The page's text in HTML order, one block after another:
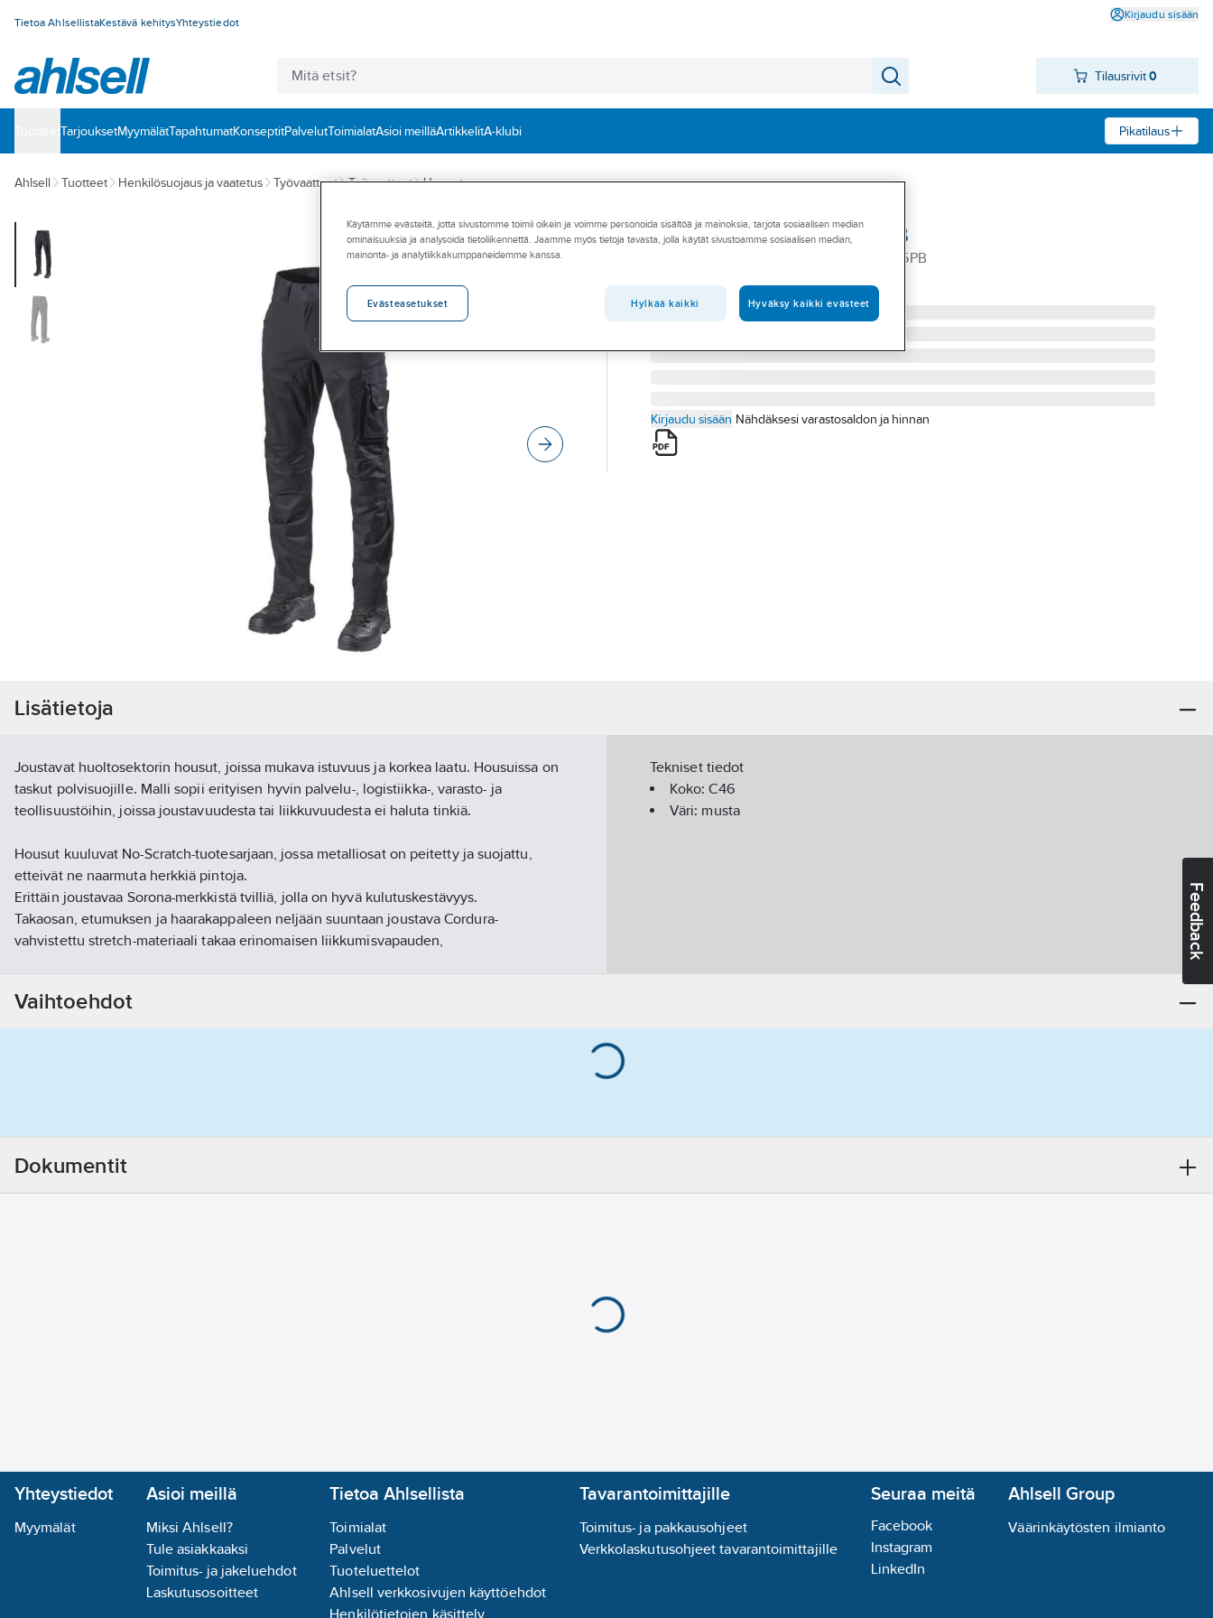
Tietoa AhlsellistaKestävä kehitysYhteystiedot
Kirjaudu sisään
Tilausrivit0
‎TarjouksetMyymälätTapahtumatKonseptitPalvelutToimialatAsioi meilläArtikkelitA-klubi Pikatilaus
Feedback
Ahlsell Tuotteet Henkilösuojaus ja vaatetus Työvaatteet Työvaatteet Housut
Työhousu L.Brador 1845PB
TYÖHOUSU MUSTA C46 L.BRADOR 1845PB
Toimittajan tuotenumero:
Kirjaudu sisään Nähdäksesi varastosaldon ja hinnan
Lisätietoja
Joustavat huoltosektorin housut, joissa mukava istuvuus ja korkea laatu. Housuissa on
taskut polvisuojille. Malli sopii erityisen hyvin palvelu-, logistiikka-, varasto- ja
teollisuustöihin, joissa joustavuudesta tai liikkuvuudesta ei haluta tinkiä.
Housut kuuluvat No-Scratch-tuotesarjaan, jossa metalliosat on peitetty ja suojattu,
etteivät ne naarmuta herkkiä pintoja.
Erittäin joustavaa Sorona-merkkistä tvilliä, jolla on hyvä kulutuskestävyys.
Takaosan, etumuksen ja haarakappaleen neljään suuntaan joustava Cordura-
vahvistettu stretch-materiaali takaa erinomaisen liikkumisvapauden,
käyttää vartalonmyötäisempää leikkausta.
Muotoillut polvet parantavat istuvuutta ja joustavuutta.
Oikeassa reisitaskussa mittatasku ja lisätaskuja.
Lahkeissa 5 cm:n pidennysvara.
Tekniset tiedot
Koko:C46
Väri: musta
Vaihtoehdot
Dokumentit
Yhteystiedot
Myymälät
Asioi meillä
Miksi Ahlsell?
Tule asiakkaaksi
Toimitus- ja jakeluehdot
Laskutusosoitteet
Tietoa Ahlsellista
Toimialat
Palvelut
Tuoteluettelot
Ahlsell verkkosivujen käyttöehdot
Henkilötietojen käsittely
Tavarantoimittajille
Toimitus- ja pakkausohjeet
Verkkolaskutusohjeet tavarantoimittajille
Seuraa meitä
Facebook
Instagram
LinkedIn
Ahlsell Group
Väärinkäytösten ilmianto
Käytämme evästeitä, jotta sivustomme toimii oikein ja voimme personoida sisältöä ja mainoksia, tarjota sosiaalisen median
ominaisuuksia ja analysoida tietoliikennettä. Jaamme myös tietoja tavasta, jolla käytät sivustoamme sosiaalisen median,
mainonta- ja analytiikkakumppaneidemme kanssa.
Evästeasetukset Hylkää kaikki Hyväksy kaikki evästeet